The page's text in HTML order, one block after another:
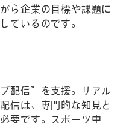
ら企業の目標や課題に
ているのです。
配信”を支援。リアル
信は、専門的な知見と
要です。スポーツ中